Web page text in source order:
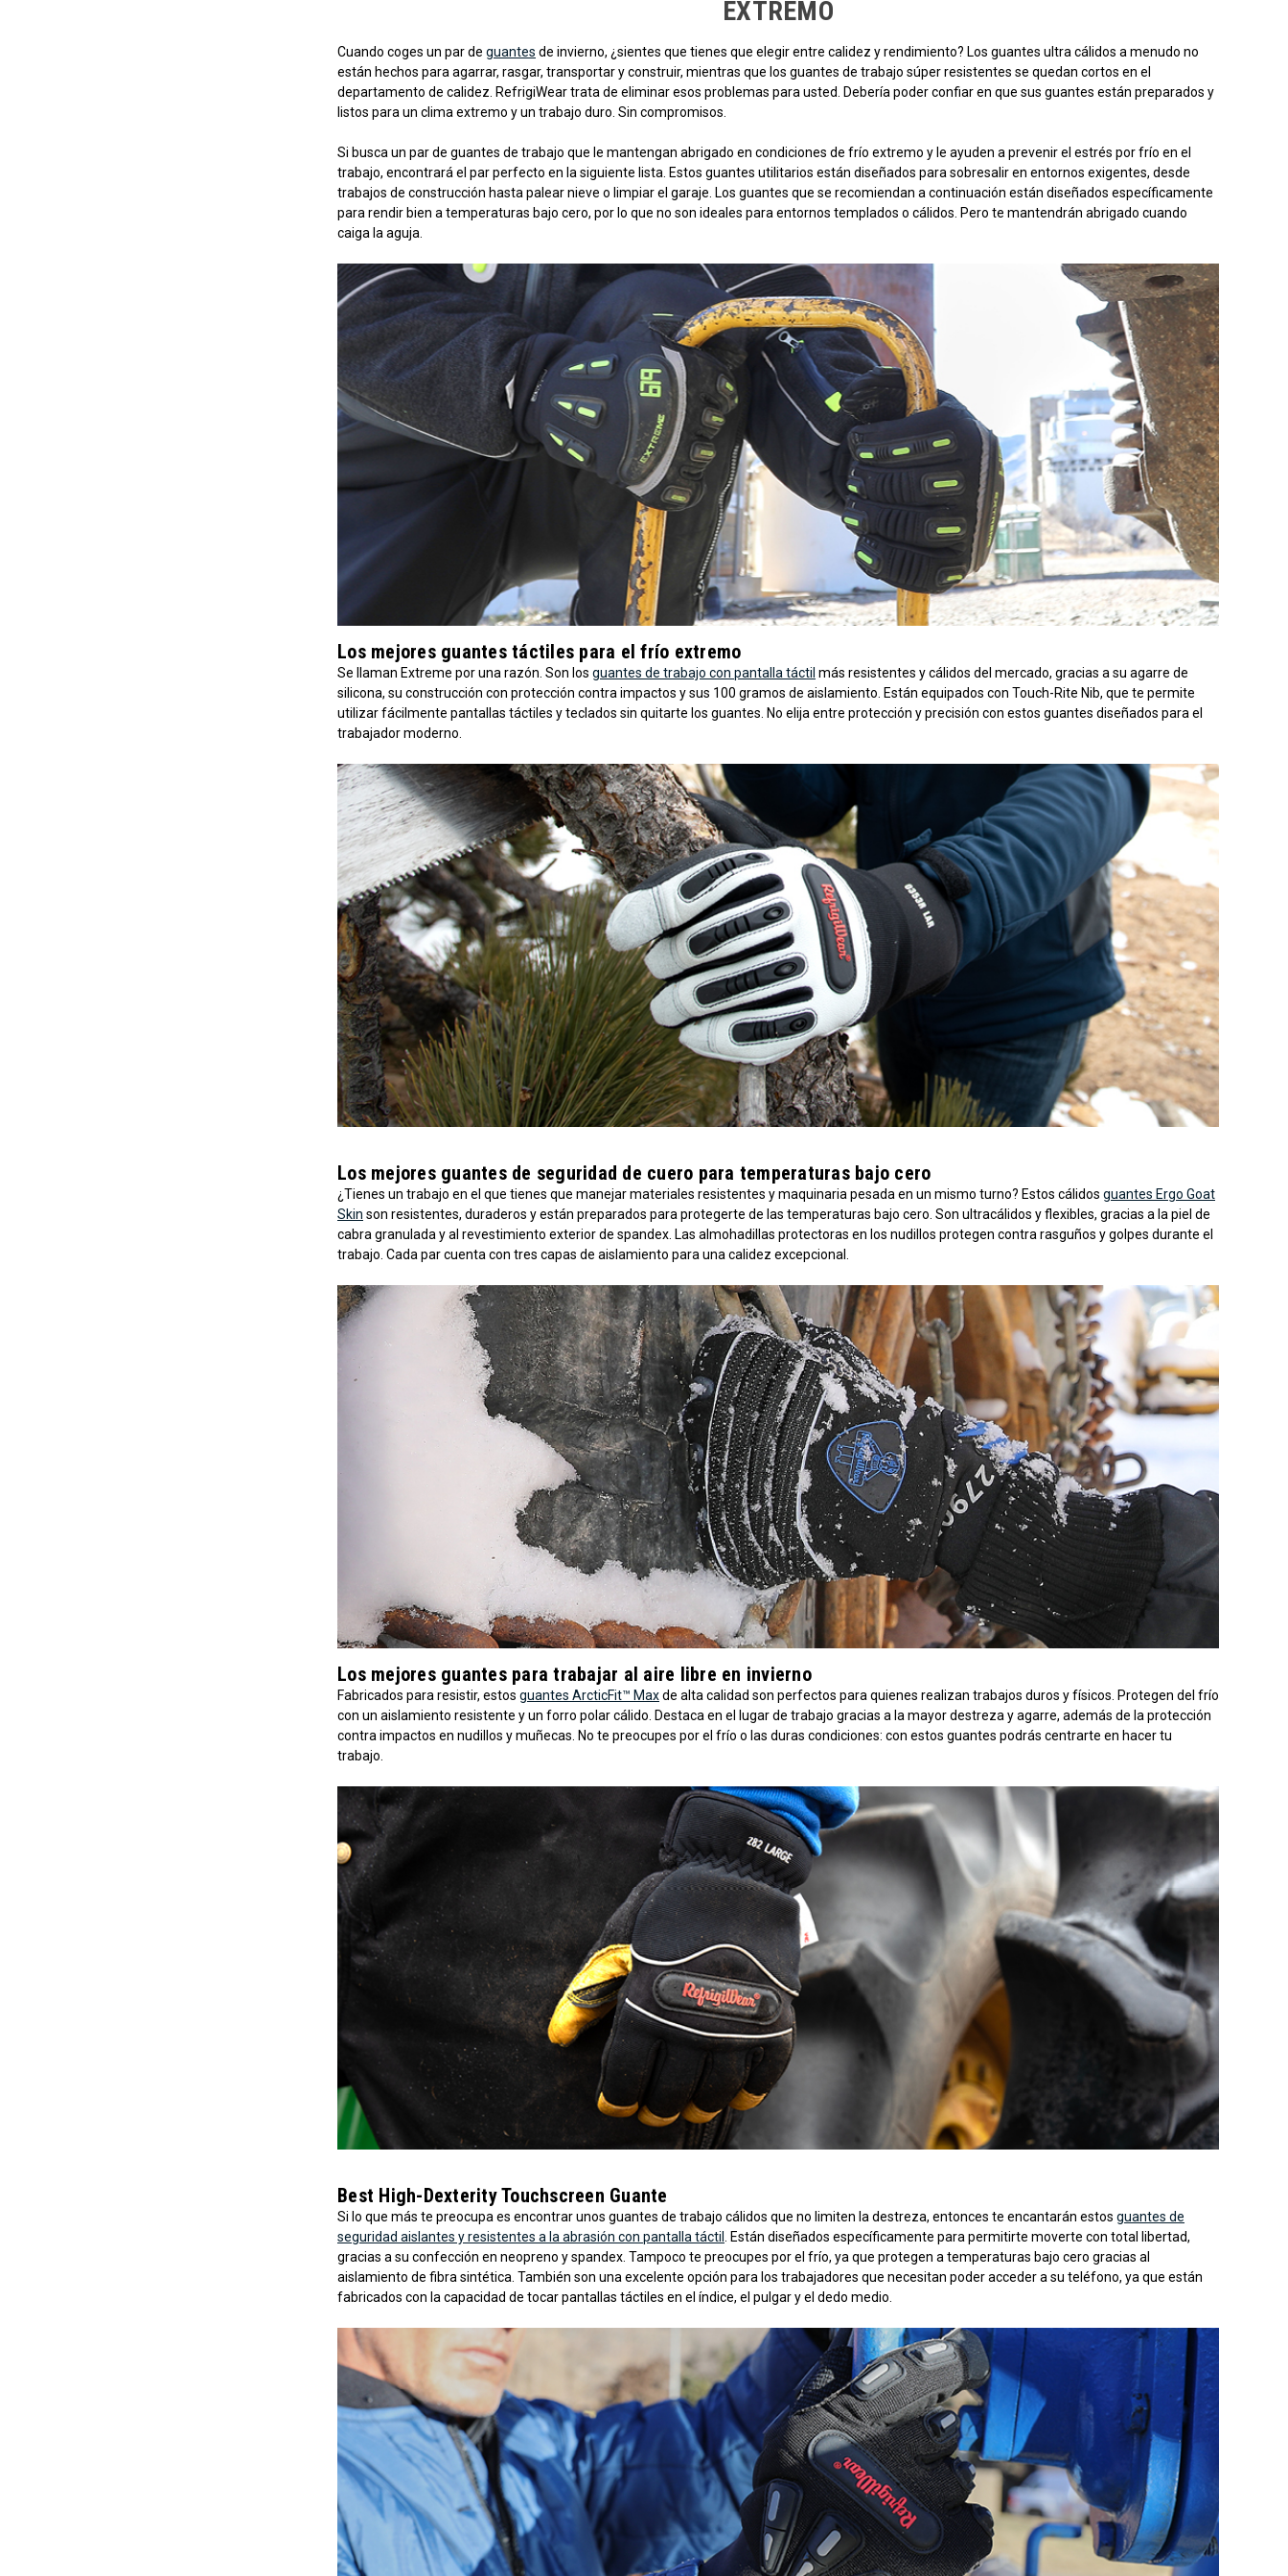
EXTREMO
Cuando coges un par de guantes de invierno, ¿sientes que tienes que elegir entre calidez y rendimiento? Los guantes ultra cálidos a menudo no
están hechos para agarrar, rasgar, transportar y construir, mientras que los guantes de trabajo súper resistentes se quedan cortos en el
departamento de calidez. RefrigiWear trata de eliminar esos problemas para usted. Debería poder confiar en que sus guantes están preparados y
listos para un clima extremo y un trabajo duro. Sin compromisos.
Si busca un par de guantes de trabajo que le mantengan abrigado en condiciones de frío extremo y le ayuden a prevenir el estrés por frío en el
trabajo, encontrará el par perfecto en la siguiente lista. Estos guantes utilitarios están diseñados para sobresalir en entornos exigentes, desde
trabajos de construcción hasta palear nieve o limpiar el garaje. Los guantes que se recomiendan a continuación están diseñados específicamente
para rendir bien a temperaturas bajo cero, por lo que no son ideales para entornos templados o cálidos. Pero te mantendrán abrigado cuando
caiga la aguja.
Los mejores guantes táctiles para el frío extremo
Se llaman Extreme por una razón. Son los guantes de trabajo con pantalla táctil más resistentes y cálidos del mercado, gracias a su agarre de
silicona, su construcción con protección contra impactos y sus 100 gramos de aislamiento. Están equipados con Touch-Rite Nib, que te permite
utilizar fácilmente pantallas táctiles y teclados sin quitarte los guantes. No elija entre protección y precisión con estos guantes diseñados para el
trabajador moderno.
Los mejores guantes de seguridad de cuero para temperaturas bajo cero
¿Tienes un trabajo en el que tienes que manejar materiales resistentes y maquinaria pesada en un mismo turno? Estos cálidos guantes Ergo Goat
Skin son resistentes, duraderos y están preparados para protegerte de las temperaturas bajo cero. Son ultracálidos y flexibles, gracias a la piel de
cabra granulada y al revestimiento exterior de spandex. Las almohadillas protectoras en los nudillos protegen contra rasguños y golpes durante el
trabajo. Cada par cuenta con tres capas de aislamiento para una calidez excepcional.
Los mejores guantes para trabajar al aire libre en invierno
Fabricados para resistir, estos guantes ArcticFit™ Maxde alta calidad son perfectos para quienes realizan trabajos duros y físicos. Protegen del frío
con un aislamiento resistente y un forro polar cálido. Destaca en el lugar de trabajo gracias a la mayor destreza y agarre, además de la protección
contra impactos en nudillos y muñecas. No te preocupes por el frío o las duras condiciones: con estos guantes podrás centrarte en hacer tu
trabajo.
Best High-Dexterity Touchscreen Guante
Si lo que más te preocupa es encontrar unos guantes de trabajo cálidos que no limiten la destreza, entonces te encantarán estos guantes de
seguridad aislantes y resistentes a la abrasión con pantalla táctil
. Están diseñados específicamente para permitirte moverte con total libertad,
gracias a su confección en neopreno y spandex. Tampoco te preocupes por el frío, ya que protegen a temperaturas bajo cero gracias al
aislamiento de fibra sintética. También son una excelente opción para los trabajadores que necesitan poder acceder a su teléfono, ya que están
fabricados con la capacidad de tocar pantallas táctiles en el índice, el pulgar y el dedo medio.